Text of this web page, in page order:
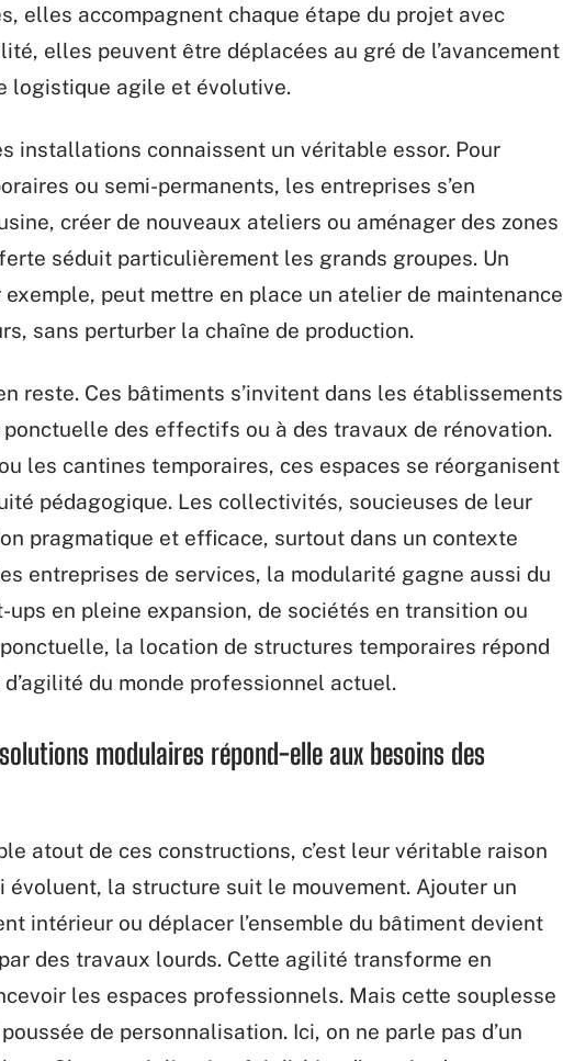
elles accompagnent chaque étape du projet avec
elles peuvent être déplacées au gré de l’avancement
logistique agile et évolutive.
installations connaissent un véritable essor. Pour
ou semi-permanents, les entreprises s’en
créer de nouveaux ateliers ou aménager des zones
séduit particulièrement les grands groupes. Un
peut mettre en place un atelier de maintenance
sans perturber la chaîne de production.
reste. Ces bâtiments s’invitent dans les établissements
des effectifs ou à des travaux de rénovation.
les cantines temporaires, ces espaces se réorganisent
pédagogique. Les collectivités, soucieuses de leur
pragmatique et efficace, surtout dans un contexte
entreprises de services, la modularité gagne aussi du
ups en pleine expansion, de sociétés en transition ou
la location de structures temporaires répond
du monde professionnel actuel.
modulaires répond-elle aux besoins des
atout de ces constructions, c’est leur véritable raison
évoluent, la structure suit le mouvement. Ajouter un
intérieur ou déplacer l’ensemble du bâtiment devient
des travaux lourds. Cette agilité transforme en
les espaces professionnels. Mais cette souplesse
de personnalisation. Ici, on ne parle pas d’un